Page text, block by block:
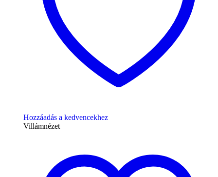
Hozzáadás a kedvencekhez
Villámnézet